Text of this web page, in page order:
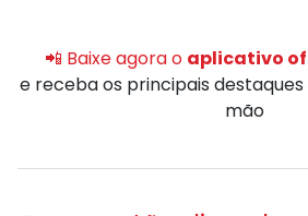
📲 Baixe agora o aplicativo
e receba os principais
mão